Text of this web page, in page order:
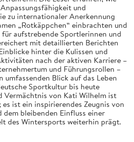
und
zu internationaler Anerkennung
„Rotkäppchen“ einbrachten und
aufstrebende Sportlerinnen und
mit detaillierten Berichten
hinter die Kulissen und
nach der aktiven Karriere –
und Führungsrollen –
umfassenden Blick auf das Leben
Sportkultur bis heute
Vermächtnis von Kati Wilhelm ist
ist ein inspirierendes Zeugnis von
dem bleibenden Einfluss einer
des Wintersports weiterhin prägt.